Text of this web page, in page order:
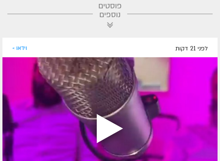
פוסטים
נוספים
לפני 21 דקות וידאו »